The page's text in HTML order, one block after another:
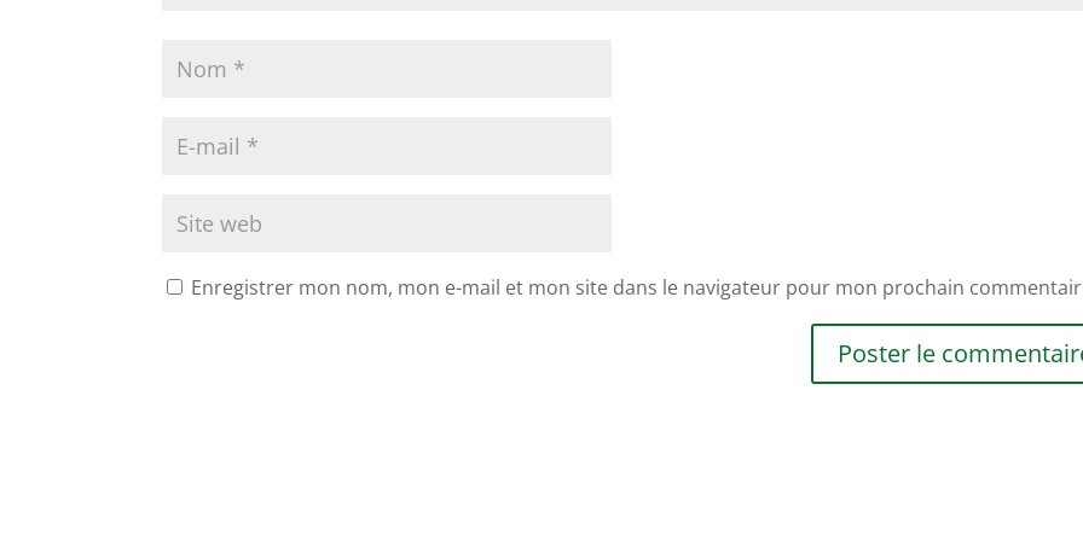
Enregistrer mon nom, mon e-mail et mon site dans le navigateur pour mon prochain